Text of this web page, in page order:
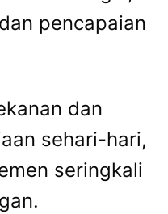
pencapaian
dan
sehari-hari,
seringkali